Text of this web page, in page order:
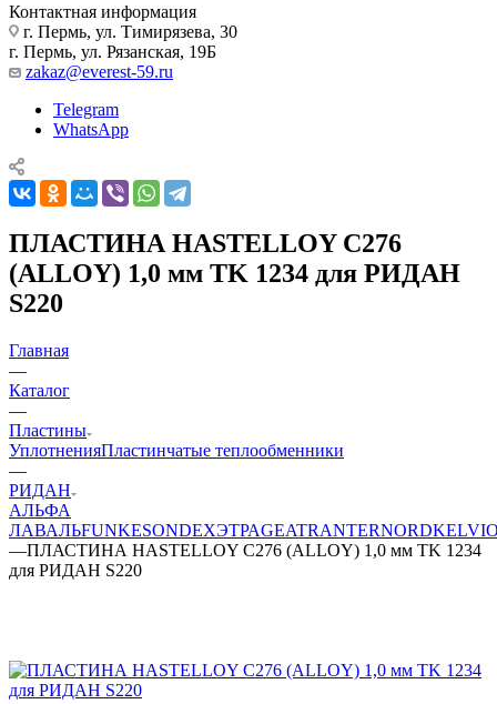
Контактная информация
г. Пермь, ул. Тимирязева, 30
г. Пермь, ул. Рязанская, 19Б
zakaz@everest-59.ru
Telegram
WhatsApp
ПЛАСТИНА HASTELLOY C276
(ALLOY) 1,0 мм TK 1234 для РИДАН
S220
Главная
—
Каталог
—
Пластины
УплотненияПластинчатые теплообменники
—
РИДАН
АЛЬФА
ЛАВАЛЬFUNKESONDEXЭТРАGEATRANTERNORD
—ПЛАСТИНА HASTELLOY C276 (ALLOY) 1,0 мм TK 1234
для РИДАН S220